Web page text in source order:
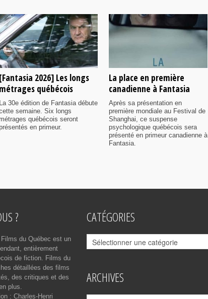
[Fantasia 2026] Les longs
métrages québécois
La 30e édition de Fantasia débute
semaine. Six longs
métrages québécois seront
en primeur.
La place en première
canadienne à Fantasia
Après sa présentation en
première mondiale au Festival de
Shanghai, ce suspense
psychologique québécois sera
présenté en primeur canadienne à
Fantasia.
?
du Québec est un
entièrement
de fiction. Films du
détaillées des films
des critiques et des
plus.
: Charles-Henri
CATÉGORIES
Catégories
ARCHIVES